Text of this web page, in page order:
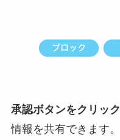
承認ボタンをクリック
情報を共有できます。